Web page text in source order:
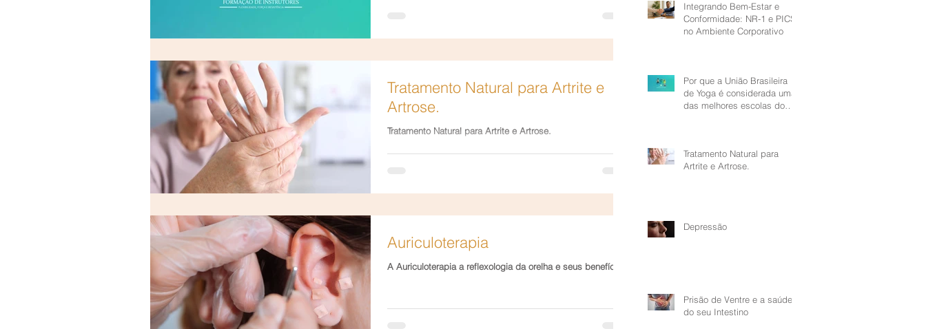
Tratamento Natural para Artrite e
Artrose.
Tratamento Natural para Artrite e Artrose.
Auriculoterapia
A Auriculoterapia a reflexologia da orelha e seus benefícios.
(PICS)
Integrando Bem-Estar e
Conformidade: NR-1 e PICS
no Ambiente Corporativo
Por que a União Brasileira
de Yoga é considerada uma
das melhores escolas do
Tratamento Natural para
Artrite e Artrose.
Depressão
Prisão de Ventre e a saúde
do seu Intestino